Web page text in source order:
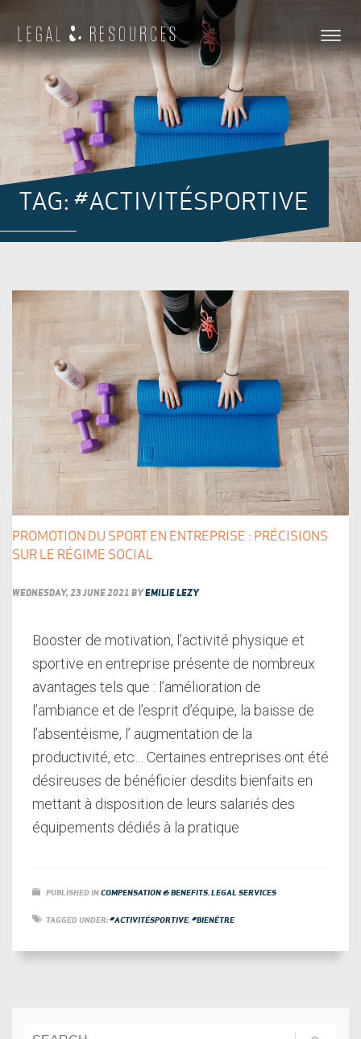
TAG: #ACTIVITÉSPORTIVE
PROMOTION DU SPORT EN ENTREPRISE : PRÉCISIONS
SUR LE RÉGIME SOCIAL
WEDNESDAY, 23 JUNE 2021 BY EMILIE LEZY
Booster de motivation, l’activité physique et
sportive en entreprise présente de nombreux
avantages tels que : l’amélioration de
l’ambiance et de l’esprit d’équipe, la baisse de
l’absentéisme, l’ augmentation de la
productivité, etc… Certaines entreprises ont été
désireuses de bénéficier desdits bienfaits en
mettant à disposition de leurs salariés des
équipements dédiés à la pratique
PUBLISHED INCOMPENSATION & BENEFITS,LEGAL SERVICES
TAGGED UNDER:#ACTIVITÉSPORTIVE,#BIENÊTRE